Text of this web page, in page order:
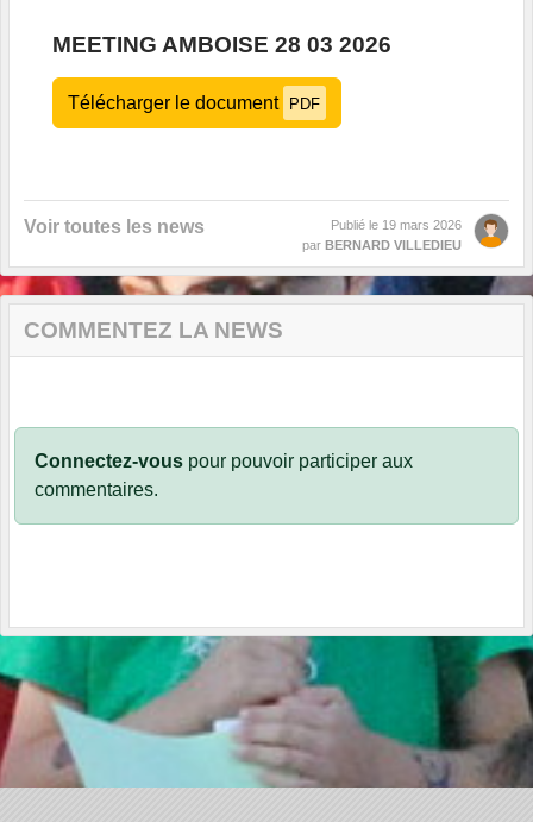
MEETING AMBOISE 28 03 2026
Télécharger le document PDF
Voir toutes les news Publié le 19 mars 2026
par BERNARD VILLEDIEU
COMMENTEZ LA NEWS
Connectez-vous pour pouvoir participer aux
commentaires.